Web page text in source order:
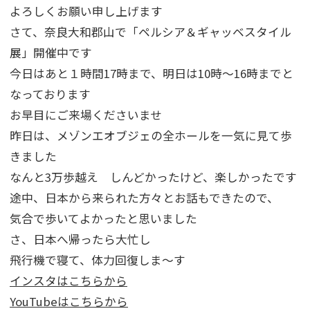
よろしくお願い申し上げます
さて、奈良大和郡山で「ペルシア＆ギャッベスタイル
展」開催中です
今日はあと１時間17時まで、明日は10時～16時までと
なっております
お早目にご来場くださいませ
昨日は、メゾンエオブジェの全ホールを一気に見て歩
きました
なんと3万歩越え しんどかったけど、楽しかったです
途中、日本から来られた方々とお話もできたので、
気合で歩いてよかったと思いました
さ、日本へ帰ったら大忙し
飛行機で寝て、体力回復しま～す
インスタはこちらから
YouTubeはこちらから